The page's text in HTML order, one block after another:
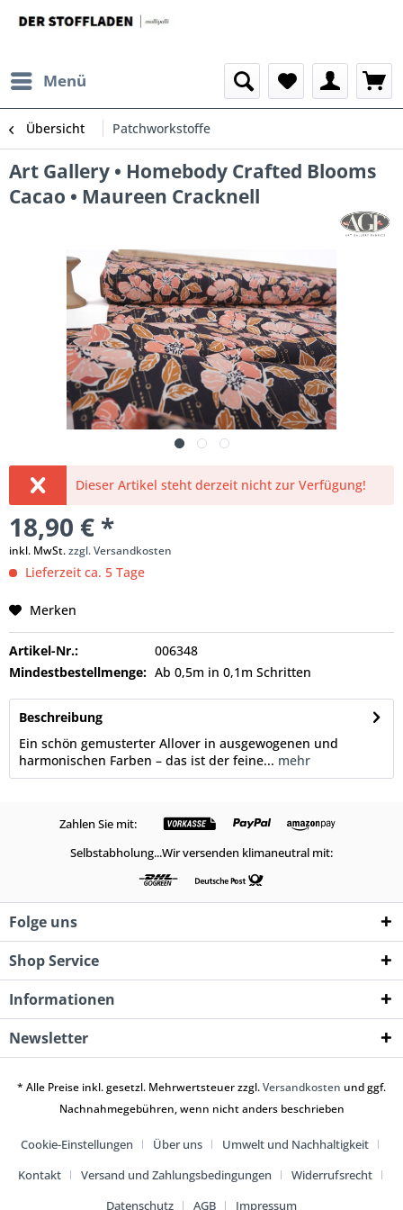
Menü
Übersicht Patchworkstoffe
Art Gallery • Homebody Crafted Blooms
Cacao • Maureen Cracknell
Dieser Artikel steht derzeit nicht zur Verfügung!
18,90 € *
inkl. MwSt.zzgl. Versandkosten
Lieferzeit ca. 5 Tage
Merken
Artikel-Nr.:
006348
Mindestbestellmenge: Ab 0,5m in 0,1m Schritten
Beschreibung
Ein schön gemusterter Allover in ausgewogenen und
harmonischen Farben – das ist der feine... mehr
Zahlen Sie mit:
Selbstabholung...Wir versenden klimaneutral mit:
Folge uns
Shop Service
Informationen
Newsletter
* Alle Preise inkl. gesetzl. Mehrwertsteuer zzgl.Versandkosten und ggf.
Nachnahmegebühren, wenn nicht anders beschrieben
Cookie-Einstellungen Über uns
Umwelt und Nachhaltigkeit
Kontakt
Versand und Zahlungsbedingungen
Widerrufsrecht
Datenschutz
AGB Impressum